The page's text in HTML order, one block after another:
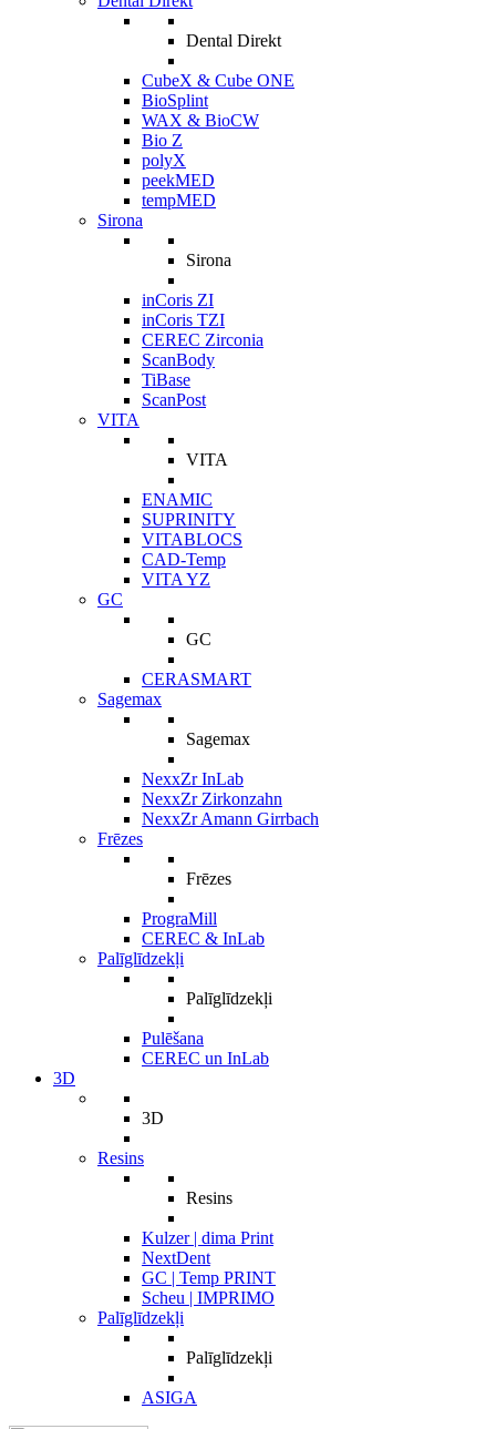
Dental Direkt
CubeX & Cube ONE
BioSplint
WAX & BioCW
Bio Z
polyX
peekMED
tempMED
Sirona
Sirona
inCoris ZI
inCoris TZI
CEREC Zirconia
ScanBody
TiBase
ScanPost
VITA
VITA
ENAMIC
SUPRINITY
VITABLOCS
CAD-Temp
VITA YZ
GC
GC
CERASMART
Sagemax
Sagemax
NexxZr InLab
NexxZr Zirkonzahn
NexxZr Amann Girrbach
Frēzes
Frēzes
PrograMill
CEREC & InLab
Palīglīdzekļi
Palīglīdzekļi
Pulēšana
CEREC un InLab
3D
3D
Resins
Resins
Kulzer | dima Print
NextDent
GC | Temp PRINT
Scheu | IMPRIMO
Palīglīdzekļi
Palīglīdzekļi
ASIGA